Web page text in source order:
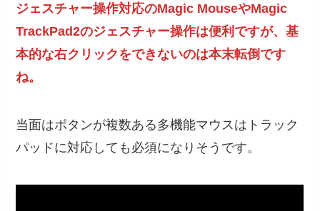
ジェスチャー操作対応のMagic MouseやMagic
TrackPad2のジェスチャー操作は便利ですが、基
本的な右クリックをできないのは本末転倒です
ね。
当面はボタンが複数ある多機能マウスはトラック
パッドに対応しても必須になりそうです。